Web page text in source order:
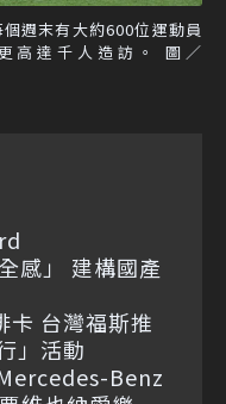
週末有大約600位運動員
高達千人造訪。 圖／
感」 建構國產
卡 台灣福斯推
」活動
Benz